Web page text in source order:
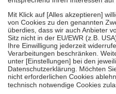
stärken und die besondere Stellung
fallenkeine Zuzahlungenan bei:
• Kindern und Jugendlichen bis
mit Ausnahme der Fahrkosten
• Untersuchungen zur Vorsorge
GKV getragen werden
• empfohlenen Schutzimpfungen
• Harn- und Blutteststreifen